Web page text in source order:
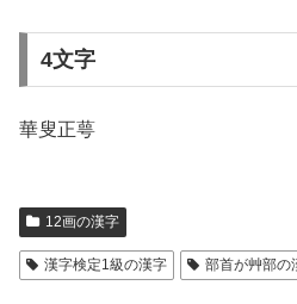
4文字
華叟正萼
12画の漢字
漢字検定1級の漢字 部首が艸部の